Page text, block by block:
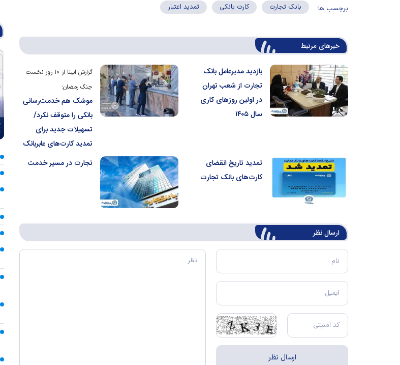
برچسب ها: بانک تجارت کارت بانکی تمدید اعتبار
خبرهای مرتبط
بازدید مدیرعامل بانک
تجارت از شعب تهران
در اولین روز‌های کاری
سال ۱۴۰۵
گزارش ایبنا از ۱۰ روز نخست
جنگ رمضان؛
موشک هم خدمت‌رسانی
بانکی‌ را متوقف نکرد/
تسهیلات جدید برای
تمدید کارت‌های عابربانک
تمدید تاریخ انقضای
کارت‌های بانک تجارت
تجارت در مسیر خدمت
ارسال‌ نظر